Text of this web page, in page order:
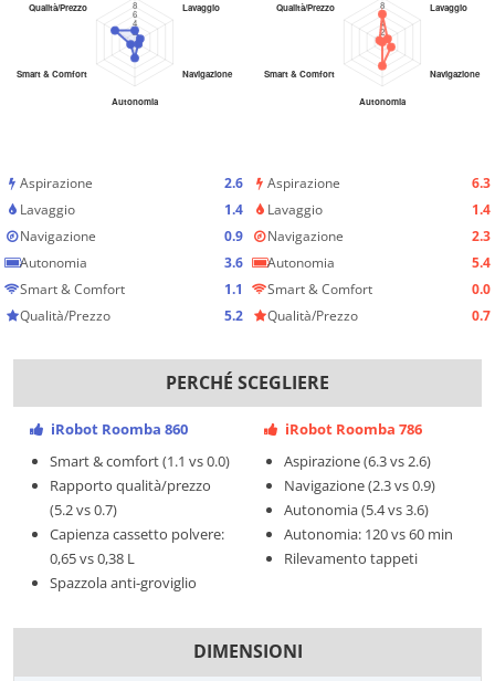
Aspirazione
2.6
Lavaggio
1.4
Navigazione
0.9
Autonomia
3.6
Smart & Comfort
1.1
Qualità/Prezzo
5.2
Aspirazione
6.3
Lavaggio
1.4
Navigazione
2.3
Autonomia
5.4
Smart & Comfort
0.0
Qualità/Prezzo
0.7
PERCHÉ SCEGLIERE
iRobot Roomba 860
Smart & comfort (1.1 vs 0.0)
Rapporto qualità/prezzo
(5.2 vs 0.7)
Capienza cassetto polvere:
0,65 vs 0,38 L
Spazzola anti-groviglio
iRobot Roomba 786
Aspirazione (6.3 vs 2.6)
Navigazione (2.3 vs 0.9)
Autonomia (5.4 vs 3.6)
Autonomia: 120 vs 60 min
Rilevamento tappeti
DIMENSIONI